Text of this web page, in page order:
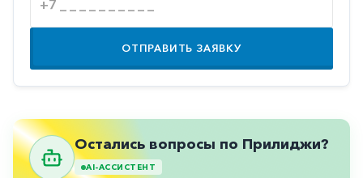
Противоопухолевые
Противоподагрические
Противорвотные
Прочее
Пульмонология
ОТПРАВИТЬ ЗАЯВКУ
Остались вопросы по Прилиджи?
AI-АССИСТЕНТ